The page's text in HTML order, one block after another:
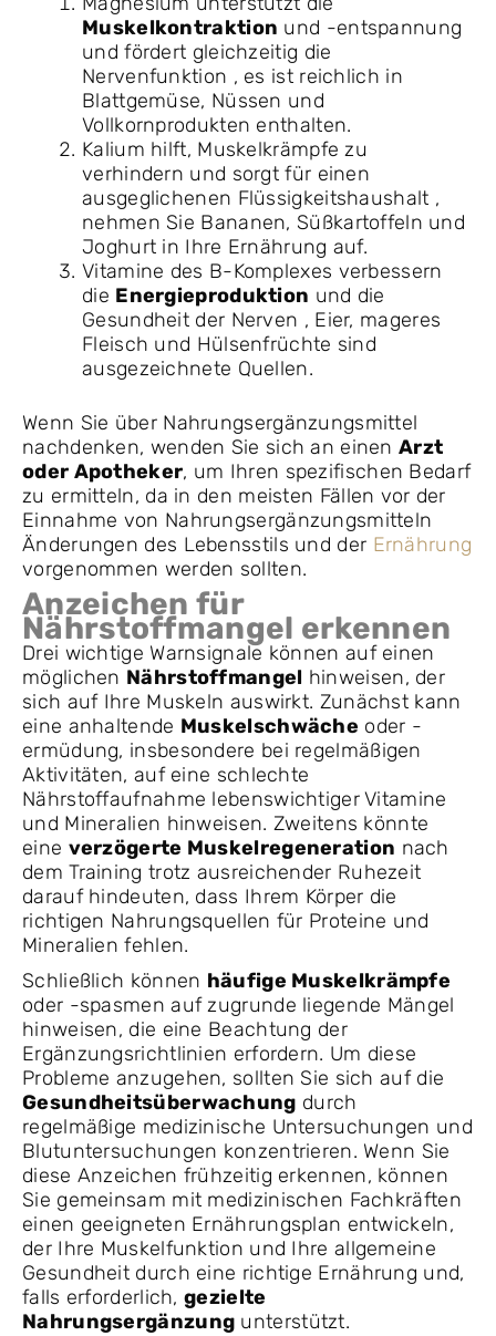
Muskelkontraktion und -entspannung
und fördert gleichzeitig die
Nervenfunktion , es ist reichlich in
Blattgemüse, Nüssen und
Vollkornprodukten enthalten.
Kalium hilft, Muskelkrämpfe zu
verhindern und sorgt für einen
ausgeglichenen Flüssigkeitshaushalt ,
nehmen Sie Bananen, Süßkartoffeln und
Joghurt in Ihre Ernährung auf.
Vitamine des B-Komplexes verbessern
die Energieproduktion und die
Gesundheit der Nerven , Eier, mageres
Fleisch und Hülsenfrüchte sind
ausgezeichnete Quellen.
Wenn Sie über Nahrungsergänzungsmittel
nachdenken, wenden Sie sich an einenArzt
oder Apotheker, um Ihren spezifischen Bedarf
zu ermitteln, da in den meisten Fällen vor der
Einnahme von Nahrungsergänzungsmitteln
Änderungen des Lebensstils und der Ernährung
vorgenommen werden sollten.
Anzeichen für
Nährstoffmangel erkennen
Drei wichtige Warnsignale können auf einen
möglichen Nährstoffmangel hinweisen, der
sich auf Ihre Muskeln auswirkt. Zunächst kann
eine anhaltende Muskelschwäche oder -
ermüdung, insbesondere bei regelmäßigen
Aktivitäten, auf eine schlechte
Nährstoffaufnahme lebenswichtiger Vitamine
und Mineralien hinweisen. Zweitens könnte
eine verzögerte Muskelregeneration nach
dem Training trotz ausreichender Ruhezeit
darauf hindeuten, dass Ihrem Körper die
richtigen Nahrungsquellen für Proteine und
Mineralien fehlen.
Schließlich können häufige Muskelkrämpfe
oder -spasmen auf zugrunde liegende Mängel
hinweisen, die eine Beachtung der
Ergänzungsrichtlinien erfordern. Um diese
Probleme anzugehen, sollten Sie sich auf die
Gesundheitsüberwachung durch
regelmäßige medizinische Untersuchungen und
Blutuntersuchungen konzentrieren. Wenn Sie
diese Anzeichen frühzeitig erkennen, können
Sie gemeinsam mit medizinischen Fachkräften
einen geeigneten Ernährungsplan entwickeln,
der Ihre Muskelfunktion und Ihre allgemeine
Gesundheit durch eine richtige Ernährung und,
falls erforderlich,gezielte
Nahrungsergänzung unterstützt.